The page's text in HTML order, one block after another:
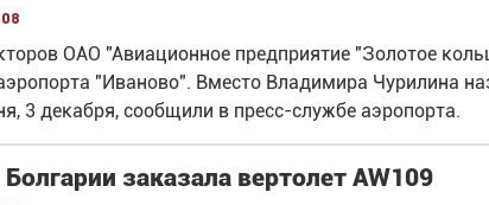
ОАО "Авиационное предприятие "Золотое
"Иваново". Вместо Владимира Чурилина
3 декабря, сообщили в пресс-службе аэропорта.
заказала вертолет AW109